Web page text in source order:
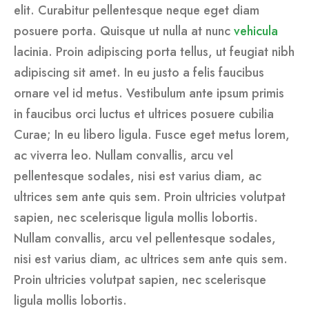
elit. Curabitur pellentesque neque eget diam
posuere porta. Quisque ut nulla at nuncvehicula
lacinia. Proin adipiscing porta tellus, ut feugiat nibh
adipiscing sit amet. In eu justo a felis faucibus
ornare vel id metus. Vestibulum ante ipsum primis
in faucibus orci luctus et ultrices posuere cubilia
Curae; In eu libero ligula. Fusce eget metus lorem,
ac viverra leo. Nullam convallis, arcu vel
pellentesque sodales, nisi est varius diam, ac
ultrices sem ante quis sem. Proin ultricies volutpat
sapien, nec scelerisque ligula mollis lobortis.
Nullam convallis, arcu vel pellentesque sodales,
nisi est varius diam, ac ultrices sem ante quis sem.
Proin ultricies volutpat sapien, nec scelerisque
ligula mollis lobortis.